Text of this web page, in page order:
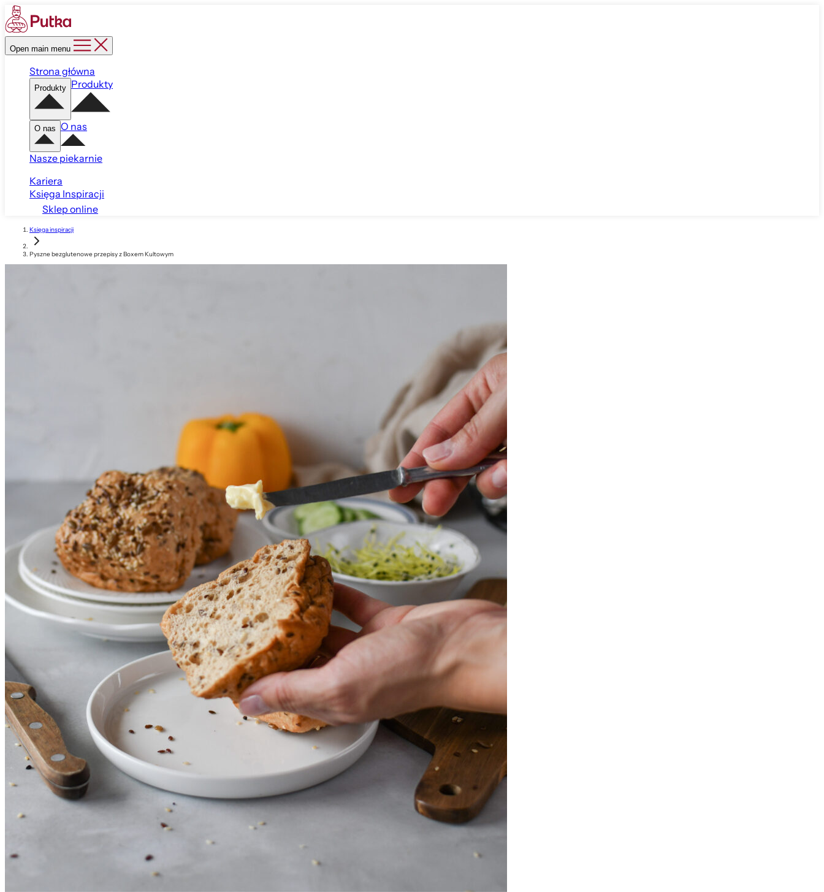
Open main menu
Strona główna
Produkty Produkty
O nas O nas
Nasze piekarnie
Kariera
Księga Inspiracji
Sklep online
Księga inspiracji
Pyszne bezglutenowe przepisy z Boxem Kultowym